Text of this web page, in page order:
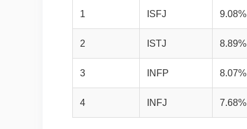
1 ISFJ 9.08%
2 ISTJ 8.89%
3 INFP 8.07%
4 INFJ 7.68%